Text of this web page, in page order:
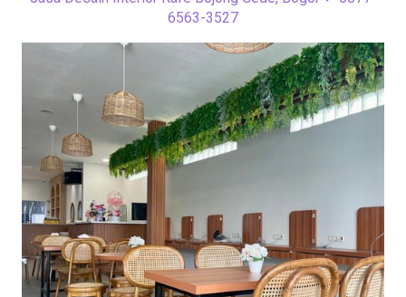
6563-3527